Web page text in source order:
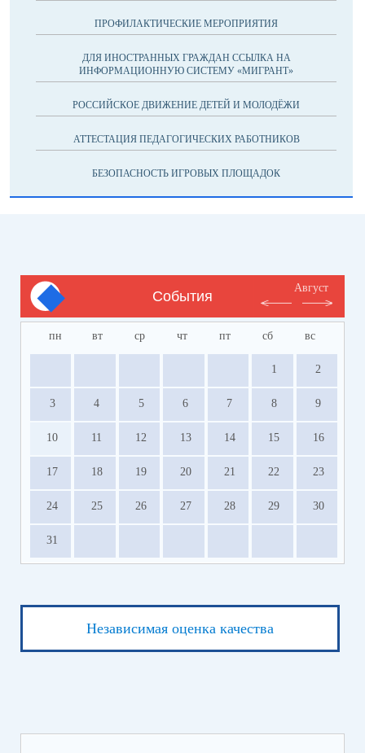
ПРОФИЛАКТИЧЕСКИЕ МЕРОПРИЯТИЯ
ДЛЯ ИНОСТРАННЫХ ГРАЖДАН ССЫЛКА НА
ИНФОРМАЦИОННУЮ СИСТЕМУ «МИГРАНТ»
РОССИЙСКОЕ ДВИЖЕНИЕ ДЕТЕЙ И МОЛОДЁЖИ
АТТЕСТАЦИЯ ПЕДАГОГИЧЕСКИХ РАБОТНИКОВ
БЕЗОПАСНОСТЬ ИГРОВЫХ ПЛОЩАДОК
События
Август
пн вт ср чт пт сб вс
1 2
3 4 5 6 7 8 9
10 11 12 13 14 15 16
17 18 19 20 21 22 23
24 25 26 27 28 29 30
31
Независимая оценка качества